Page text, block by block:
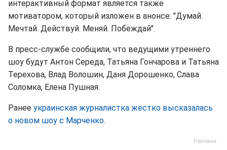
интерактивный формат является также
мотиватором, который изложен в анонсе: "Думай.
Мечтай. Действуй. Меняй. Побеждай".
В пресс-службе сообщили, что ведущими утреннего
шоу будут Антон Середа, Татьяна Гончарова и Татьяна
Терехова, Влад Волошин, Даня Дорошенко, Слава
Соломка, Елена Пушная.
Ранее украинская журналистка жестко высказалась
о новом шоу с Марченко.